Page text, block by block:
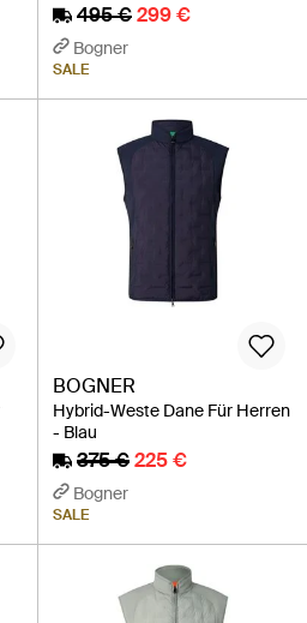
495 €299 €
Bogner
SALE
BOGNER
Hybrid-Weste Dane Für Herren
- Blau
375 €225 €
Bogner
SALE